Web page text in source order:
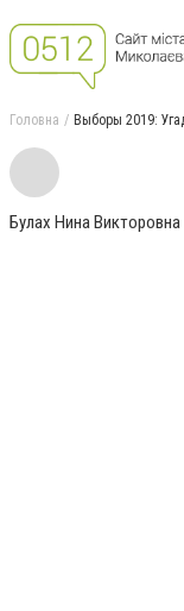
Головна Выборы 2019:
Булах Нина Викторовна